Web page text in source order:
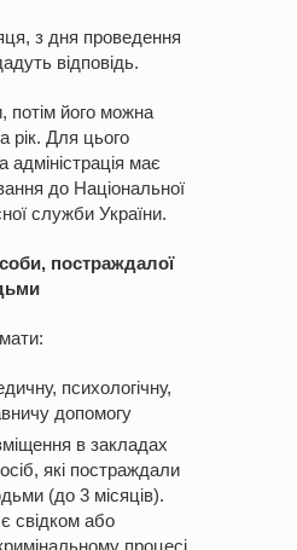
з дня проведення
відповідь.
потім його можна
рік. Для цього
адміністрація має
до Національної
служби України.
постраждалої
психологічну,
допомогу
в закладах
які постраждали
(до 3 місяців).
свідком або
процесі,